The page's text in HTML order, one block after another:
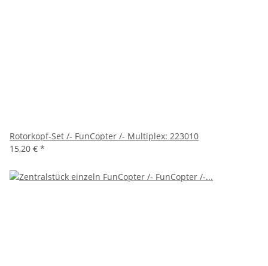
Rotorkopf-Set /- FunCopter /- Multiplex: 223010
15,20 € *